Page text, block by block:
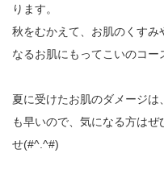
ります。
秋をむかえて、お肌のくすみ
なるお肌にもってこいのコー
夏に受けたお肌のダメージ
も早いので、気になる方は
せ(#^.^#)